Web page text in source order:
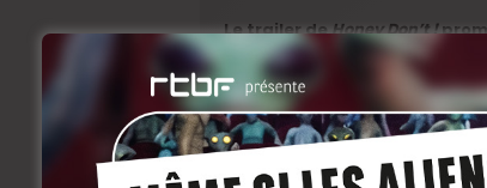
Le trailer deHoney Don’t !
noire. Première mondiale à
Honey Don’t !
suit Honey
embarquée dans une série de
qu’inquiétante, dirigée par un
vaguement flippant. Au casting,